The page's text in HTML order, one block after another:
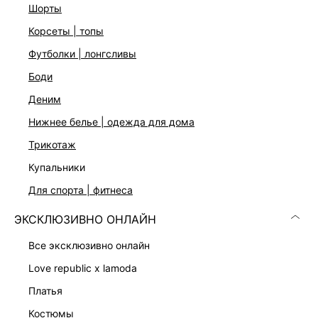
шорты
корсеты | топы
футболки | лонгсливы
боди
деним
нижнее белье | одежда для дома
трикотаж
купальники
для спорта | фитнеса
ЭКСКЛЮЗИВНО ОНЛАЙН
все эксклюзивно онлайн
love republic x lamoda
платья
костюмы
Средняя посадка
V-образная кокетка
Застежка на молнию и пуговицу
Цвет: темно-коричневый
На модели размер 44. Крой модели соответствует
стандартному размеру
ДОСТАВКА И ВОЗВРАТ
Подробные условия доставки и возврата